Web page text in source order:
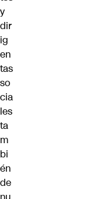
y
dir
ig
en
tas
so
cia
les
ta
m
bi
én
de